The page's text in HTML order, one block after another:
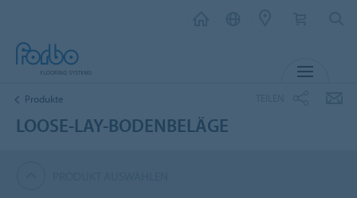
Produkte
LOOSE-LAY-BODENBELÄGE